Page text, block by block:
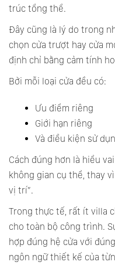
trúc tổng thể.
Đây cũng là lý do trong
chọn cửa trượt hay cửa
định chỉ bằng cảm tính
Bởi mỗi loại cửa đều có:
Ưu điểm riêng
Giới hạn riêng
Và điều kiện sử
Cách đúng hơn là hiểu
không gian cụ thể, thay
vị trí”.
Trong thực tế, rất ít villa
cho toàn bộ công trình.
hợp đúng hệ cửa với
ngôn ngữ thiết kế của